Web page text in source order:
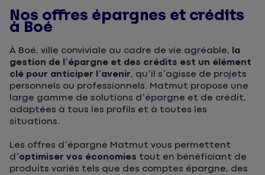
Nos offres épargnes et crédits
à Boé
À Boé, ville conviviale au cadre de vie agréable, la
gestion de l’épargne et des crédits est un élément
clé pour anticiper l’avenir, qu’il s’agisse de projets
personnels ou professionnels. Matmut propose une
large gamme de solutions d’épargne et de crédit,
adaptées à tous les profils et à toutes les
situations.
Les offres d’épargne Matmut vous permettent
d’optimiser vos économies tout en bénéficiant de
produits variés tels que des comptes épargne, des